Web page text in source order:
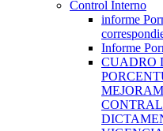
Control Interno
informe
Informe
CUADRO